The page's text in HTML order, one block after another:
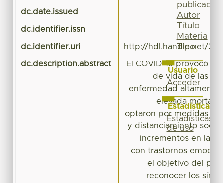
dc.date.issued
dc.identifier.issn
dc.identifier.uri http://hdl.handle.net/
dc.description.abstract
El COVID-19 provocó
de vida de las
enfermedad altamente
elevada
optaron por medidas
y distanciamiento
incrementos en las
con trastornos
el objetivo del
reconocer los
publicación
Autor
Título
Materia
Tipo
Usuario
Acceder
Estadísticas
Estadísticas
de uso